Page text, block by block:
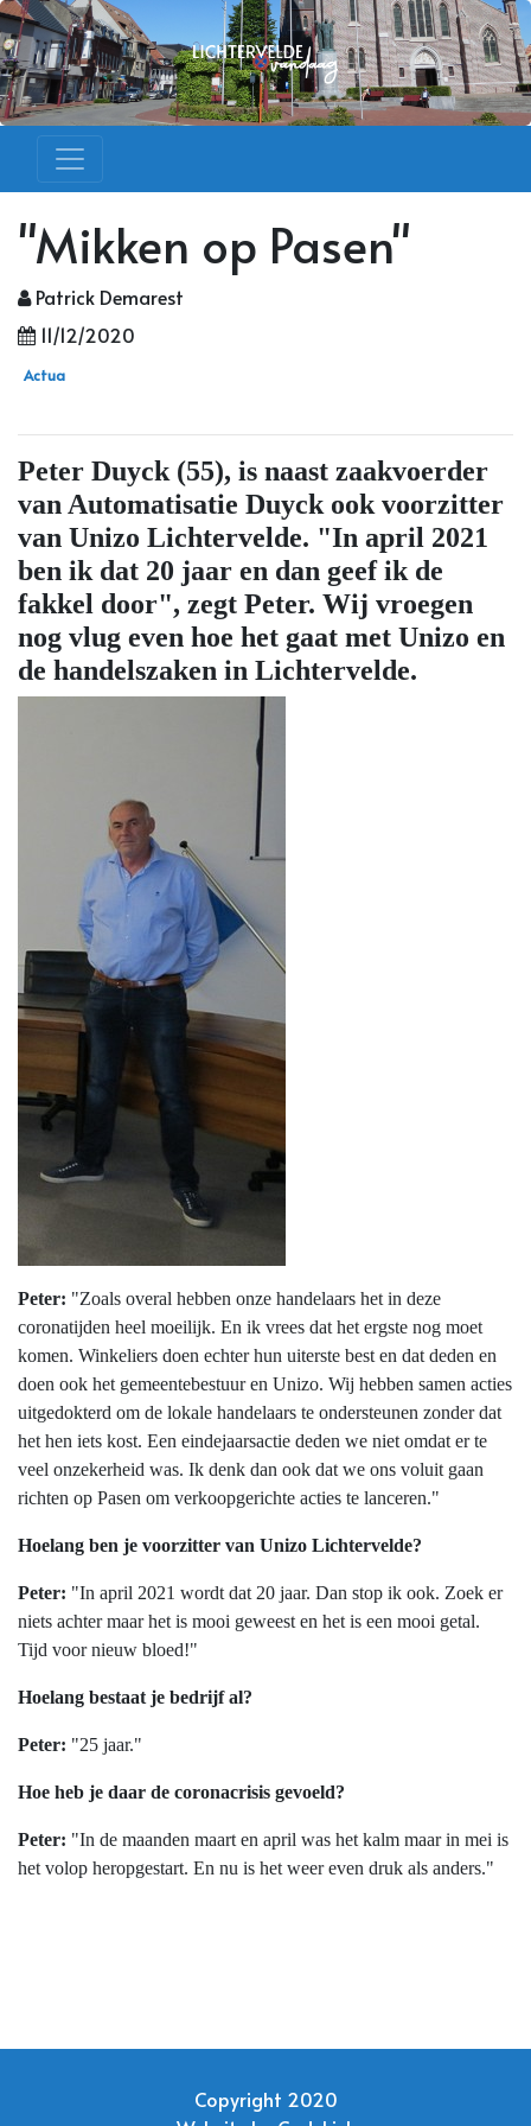
"Mikken op Pasen"
Patrick Demarest
11/12/2020
Actua
Peter Duyck (55), is naast zaakvoerder
van Automatisatie Duyck ook voorzitter
van Unizo Lichtervelde. "In april 2021
ben ik dat 20 jaar en dan geef ik de
fakkel door", zegt Peter. Wij vroegen
nog vlug even hoe het gaat met Unizo en
de handelszaken in Lichtervelde.
Peter: "Zoals overal hebben onze handelaars het in deze
coronatijden heel moeilijk. En ik vrees dat het ergste nog moet
komen. Winkeliers doen echter hun uiterste best en dat deden en
doen ook het gemeentebestuur en Unizo. Wij hebben samen acties
uitgedokterd om de lokale handelaars te ondersteunen zonder dat
het hen iets kost. Een eindejaarsactie deden we niet omdat er te
veel onzekerheid was. Ik denk dan ook dat we ons voluit gaan
richten op Pasen om verkoopgerichte acties te lanceren."
Hoelang ben je voorzitter van Unizo Lichtervelde?
Peter: "In april 2021 wordt dat 20 jaar. Dan stop ik ook. Zoek er
niets achter maar het is mooi geweest en het is een mooi getal.
Tijd voor nieuw bloed!"
Hoelang bestaat je bedrijf al?
Peter: "25 jaar."
Hoe heb je daar de coronacrisis gevoeld?
Peter: "In de maanden maart en april was het kalm maar in mei is
het volop heropgestart. En nu is het weer even druk als anders."
Copyright 2020